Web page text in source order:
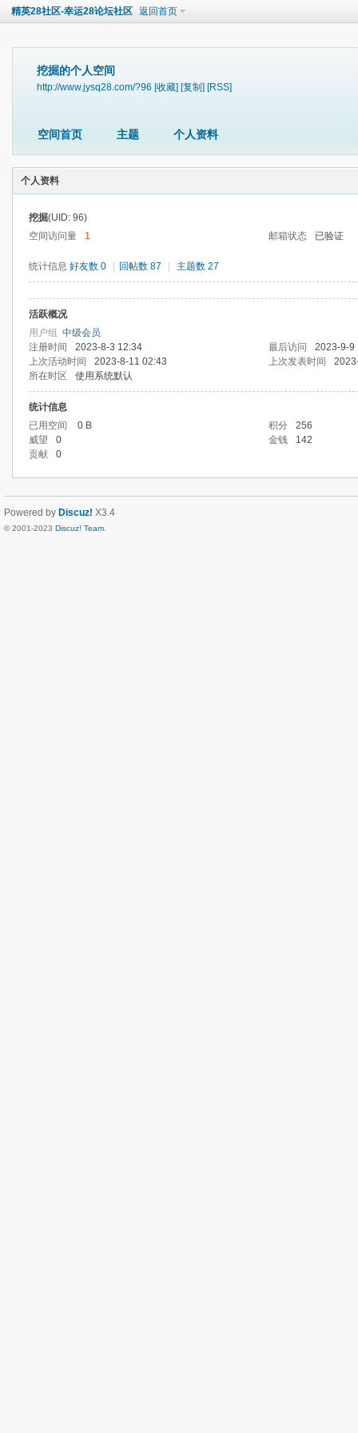
精英28社区-幸运28论坛社区 返回首页
挖掘的个人空间
http://www.jysq28.com/?96 [收藏] [复制] [RSS]
空间首页 主题 个人资料
个人资料
挖掘(UID: 96)
空间访问量
1 邮箱状态 已验证
统计信息 好友数 0 回帖数 87 主题数 27
活跃概况
用户组 中级会员
注册时间
2023-8-3 12:34 最后访问
2023-9-9
上次活动时间
2023-8-11 02:43 上次发表时间
所在时区
使用系统默认
统计信息
已用空间
0 B 积分
256
威望
0 金钱
142
贡献
0
Powered by Discuz! X3.4
© 2001-2023 Discuz! Team